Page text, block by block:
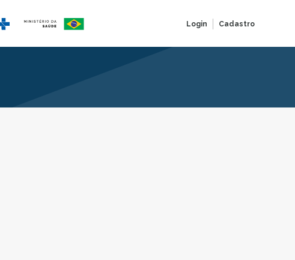
Login Cadastro